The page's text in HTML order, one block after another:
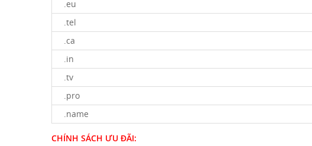
.eu
.tel
.ca
.in
.tv
.pro
.name
CHÍNH SÁCH ƯU ĐÃI: